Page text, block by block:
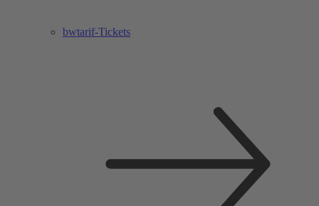
bwtarif-Tickets